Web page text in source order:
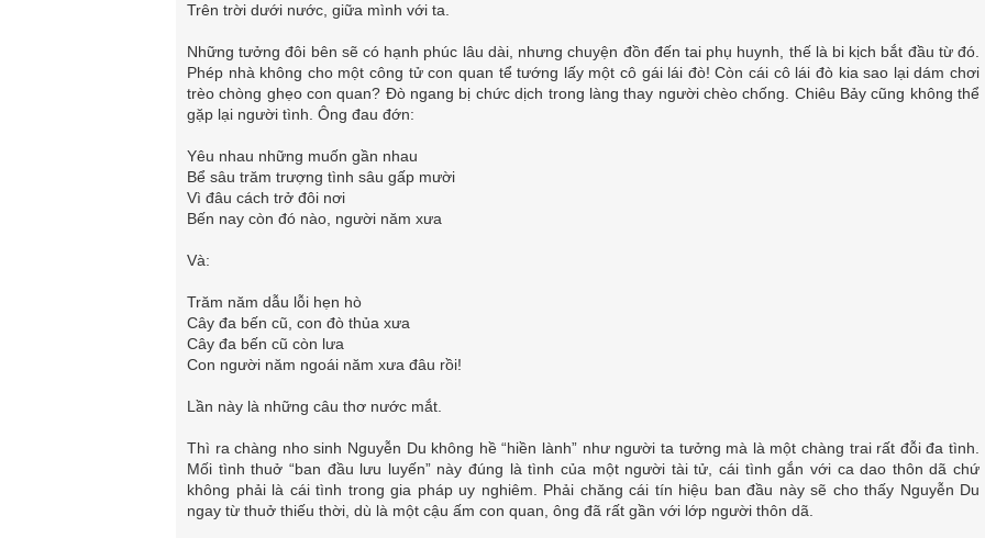
Trên trời dưới nước, giữa mình với ta.
Những tưởng đôi bên sẽ có hạnh phúc lâu dài, nhưng chuyện đồn đến tai phụ huynh, thế là bi kịch bắt đầu từ đó.
Phép nhà không cho một công tử con quan tể tướng lấy một cô gái lái đò! Còn cái cô lái đò kia sao lại dám chơi
trèo chòng ghẹo con quan? Đò ngang bị chức dịch trong làng thay người chèo chống. Chiêu Bảy cũng không thể
gặp lại người tình. Ông đau đớn:
Yêu nhau những muốn gần nhau
Bể sâu trăm trượng tình sâu gấp mười
Vì đâu cách trở đôi nơi
Bến nay còn đó nào, người năm xưa
Và:
Trăm năm dẫu lỗi hẹn hò
Cây đa bến cũ, con đò thủa xưa
Cây đa bến cũ còn lưa
Con người năm ngoái năm xưa đâu rồi!
Lần này là những câu thơ nước mắt.
Thì ra chàng nho sinh Nguyễn Du không hề “hiền lành” như người ta tưởng mà là một chàng trai rất đỗi đa tình.
Mối tình thuở “ban đầu lưu luyến” này đúng là tình của một người tài tử, cái tình gắn với ca dao thôn dã chứ
không phải là cái tình trong gia pháp uy nghiêm. Phải chăng cái tín hiệu ban đầu này sẽ cho thấy Nguyễn Du
ngay từ thuở thiếu thời, dù là một cậu ấm con quan, ông đã rất gần với lớp người thôn dã.